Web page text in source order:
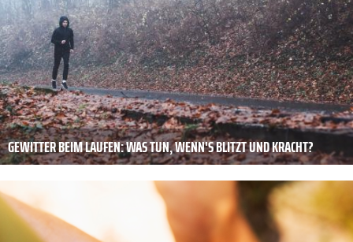
GEWITTER BEIM LAUFEN: WAS TUN, WENN'S BLITZT UND KRACHT?